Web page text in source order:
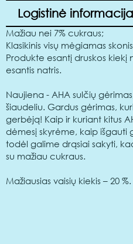
Logistinė informacija
Mažiau nei 7% cukraus;
Klasikinis visų mėgiamas
Produkte esantį druskos
esantis natris.
Naujiena - AHA sulčių
šiaudeliu. Gardus gėrimas,
gerbėją! Kaip ir kuriant kitus
dėmesį skyrėme, kaip išgauti
todėl galime drąsiai sakyti,
su mažiau cukraus.
Mažiausias vaisių kiekis – 20